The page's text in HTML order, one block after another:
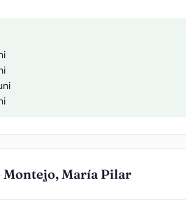
Montejo, María Pilar